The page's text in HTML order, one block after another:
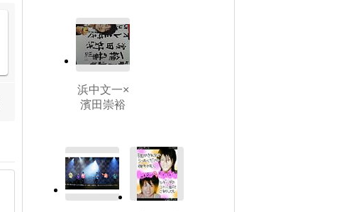
浜中文一×
濱田崇裕